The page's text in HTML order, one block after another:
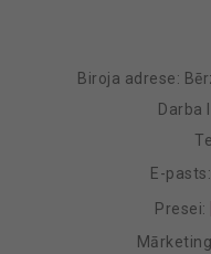
Biroja adrese:
Darba
E-pasts:
Presei: